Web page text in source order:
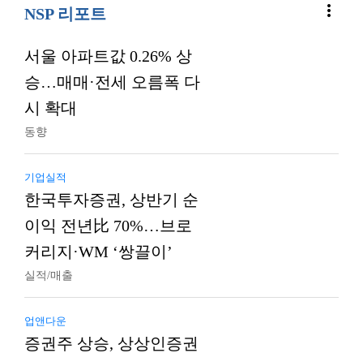
NSP 리포트 more_vert
서울 아파트값 0.26% 상
승…매매·전세 오름폭 다
시 확대
동향
기업실적
한국투자증권, 상반기 순
이익 전년比 70%…브로
커리지·WM ‘쌍끌이’
실적/매출
업앤다운
증권주 상승, 상상인증권